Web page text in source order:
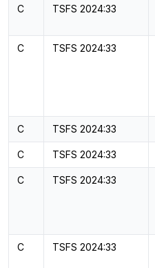
C TSFS 2024:33
C TSFS 2024:33
C TSFS 2024:33
C TSFS 2024:33
C TSFS 2024:33
C TSFS 2024:33